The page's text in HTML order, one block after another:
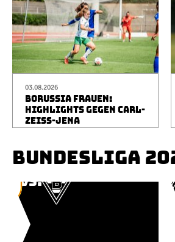
03.08.2026
BORUSSIA FRAUEN:
HIGHLIGHTS GEGEN CARL-
ZEISS-JENA
BUNDESLIGA